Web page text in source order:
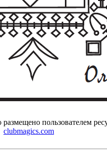
пользователем
clubmagics.com